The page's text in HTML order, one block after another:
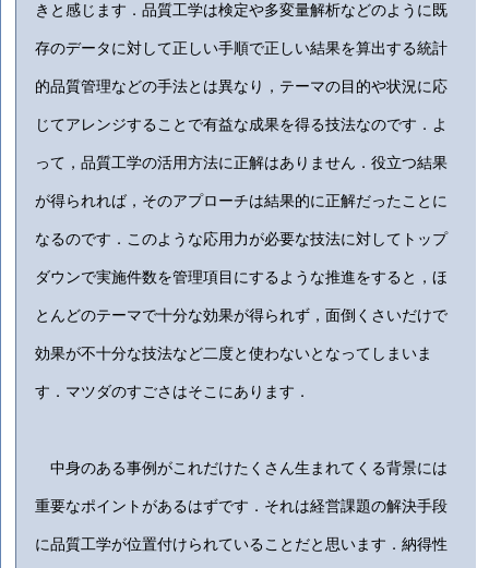
きと感じます．品質工学は検定や多変量解析などのように既
存のデータに対して正しい手順で正しい結果を算出する統計
的品質管理などの手法とは異なり，テーマの目的や状況に応
じてアレンジすることで有益な成果を得る技法なのです．よ
って，品質工学の活用方法に正解はありません．役立つ結果
が得られれば，そのアプローチは結果的に正解だったことに
なるのです．このような応用力が必要な技法に対してトップ
ダウンで実施件数を管理項目にするような推進をすると，ほ
とんどのテーマで十分な効果が得られず，面倒くさいだけで
効果が不十分な技法など二度と使わないとなってしまいま
す．マツダのすごさはそこにあります．
中身のある事例がこれだけたくさん生まれてくる背景には
重要なポイントがあるはずです．それは経営課題の解決手段
に品質工学が位置付けられていることだと思います．納得性